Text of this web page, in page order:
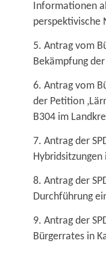
Informationen
perspektivische
5. Antrag vom
Bekämpfung
6. Antrag vom
der Petition
B304 im
7. Antrag der
8. Antrag der
Durchführung
9. Antrag der
Bürgerrates in